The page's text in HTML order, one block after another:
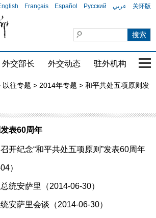
Français Español Русский عربي 关怀版
外交部长 外交动态 驻外机构 国
以往专题 > 2014年专题 > 和平共处五项原则发
表60周年
开纪念“和平共处五项原则”发表60周年
）
统安萨里（2014-06-30）
安萨里会谈（2014-06-30）